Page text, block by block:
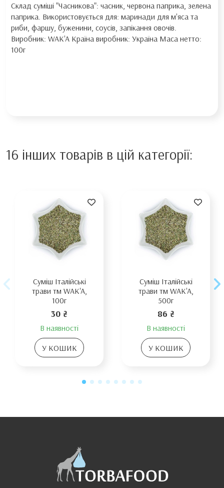
Склад суміші "Часникова": часник, червона паприка, зелена
паприка. Використовується для: маринади для м'яса та
риби, фаршу, буженини, соусів, запікання овочів.
Виробник: WAK'A Країна виробник: Україна Маса нетто:
100г
16 інших товарів в цій категорії:
Суміш Італійські
трави тм WAK'A,
100г
30 ₴
В наявності
У КОШИК
Суміш Італійські
трави тм WAK'A,
500г
86 ₴
В наявності
У КОШИК